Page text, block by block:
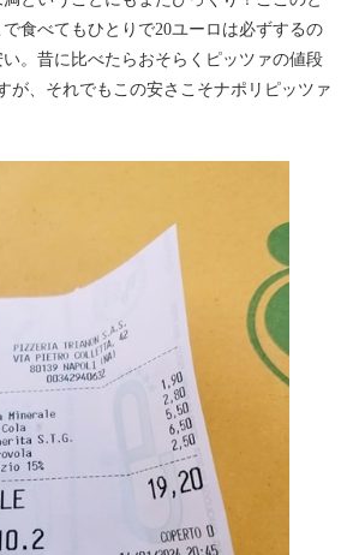
食べてもひとりで20ユーロは必ずするの
。昔に比べたらおそらくピッツァの値段
が、それでもこの安さこそナポリピッツァ